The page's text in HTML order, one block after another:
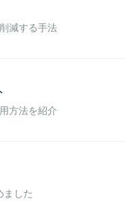
減する手法
方法を紹介
ました